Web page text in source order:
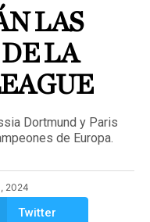
LAS
LA
Dortmund y Paris
de Europa.
2024
Twitter